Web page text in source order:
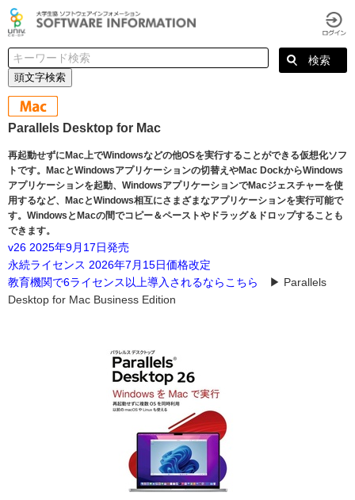
頭文字検索
Parallels Desktop for Mac
再起動せずにMac上でWindowsなどの他OSを実行することができる仮想化ソフ
トです。MacとWindowsアプリケーションの切替えやMac DockからWindows
アプリケーションを起動、WindowsアプリケーションでMacジェスチャーを使
用するなど、MacとWindows相互にさまざまなアプリケーションを実行可能で
す。WindowsとMacの間でコピー＆ペーストやドラッグ＆ドロップすることも
できます。
v26 2025年9月17日発売
永続ライセンス 2026年7月15日価格改定
教育機関で6ライセンス以上導入されるならこちら
▶︎ Parallels
Desktop for Mac Business Edition